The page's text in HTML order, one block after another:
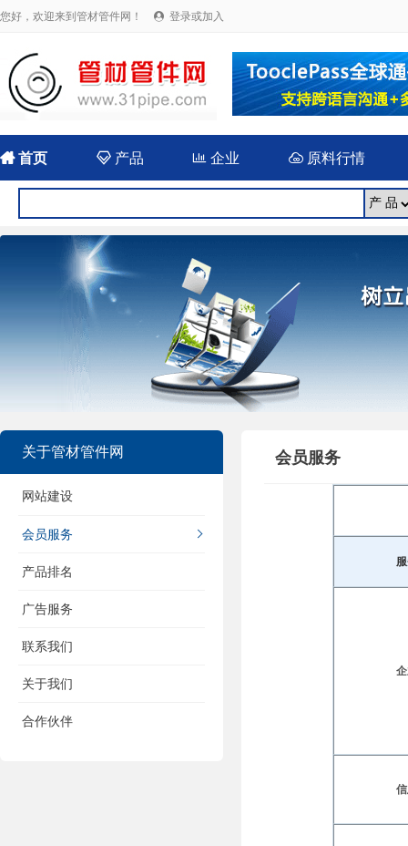
您好，欢迎来到管材管件网！  登录或加入
首页 产品  企业 原料行情
关于管材管件网
网站建设
会员服务
产品排名
广告服务
联系我们
关于我们
合作伙伴
会员服务